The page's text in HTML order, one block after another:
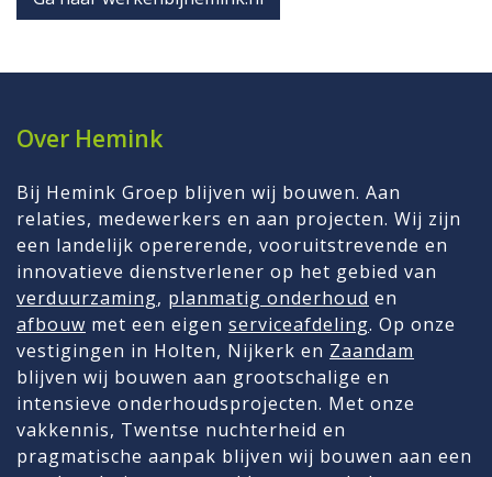
Over Hemink
Bij Hemink Groep blijven wij bouwen. Aan
relaties, medewerkers en aan projecten. Wij zijn
een landelijk opererende, vooruitstrevende en
innovatieve dienstverlener op het gebied van
verduurzaming, planmatig onderhoud en
afbouw met een eigen serviceafdeling. Op onze
vestigingen in Holten, Nijkerk en Zaandam
blijven wij bouwen aan grootschalige en
intensieve onderhoudsprojecten. Met onze
vakkennis, Twentse nuchterheid en
pragmatische aanpak blijven wij bouwen aan een